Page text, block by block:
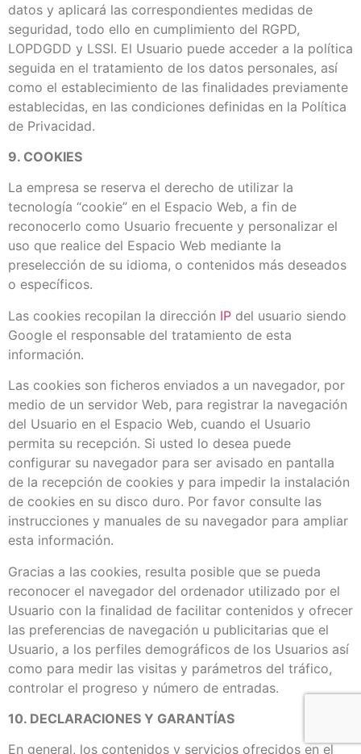
datos y aplicará las correspondientes medidas de
seguridad, todo ello en cumplimiento del RGPD,
LOPDGDD y LSSI. El Usuario puede acceder a la política
seguida en el tratamiento de los datos personales, así
como el establecimiento de las finalidades previamente
establecidas, en las condiciones definidas en la Política
de Privacidad.
9. COOKIES
La empresa se reserva el derecho de utilizar la
tecnología “cookie” en el Espacio Web, a fin de
reconocerlo como Usuario frecuente y personalizar el
uso que realice del Espacio Web mediante la
preselección de su idioma, o contenidos más deseados
o específicos.
Las cookies recopilan la dirección IP del usuario siendo
Google el responsable del tratamiento de esta
información.
Las cookies son ficheros enviados a un navegador, por
medio de un servidor Web, para registrar la navegación
del Usuario en el Espacio Web, cuando el Usuario
permita su recepción. Si usted lo desea puede
configurar su navegador para ser avisado en pantalla
de la recepción de cookies y para impedir la instalación
de cookies en su disco duro. Por favor consulte las
instrucciones y manuales de su navegador para ampliar
esta información.
Gracias a las cookies, resulta posible que se pueda
reconocer el navegador del ordenador utilizado por el
Usuario con la finalidad de facilitar contenidos y ofrecer
las preferencias de navegación u publicitarias que el
Usuario, a los perfiles demográficos de los Usuarios así
como para medir las visitas y parámetros del tráfico,
controlar el progreso y número de entradas.
10. DECLARACIONES Y GARANTÍAS
En general, los contenidos y servicios ofrecidos en el